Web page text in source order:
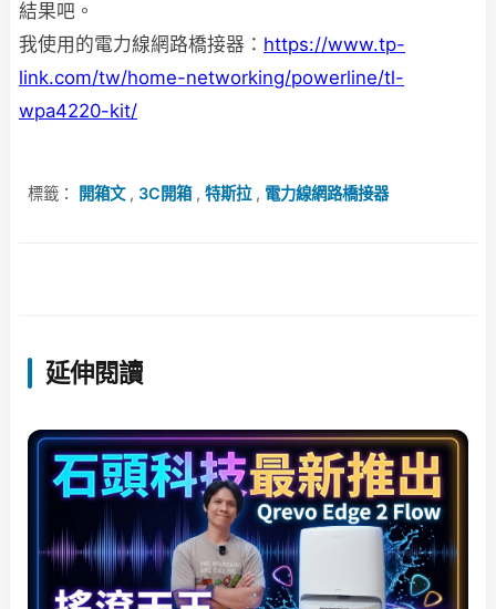
結果吧。
我使用的電力線網路橋接器： https://www.tp-
link.com/tw/home-networking/powerline/tl-
wpa4220-kit/
標籤： 開箱文, 3C開箱, 特斯拉 , 電力線網路橋接器
延伸閱讀